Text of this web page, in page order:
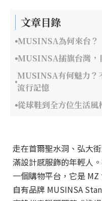
文章目錄
MUSINSA為何來台？
MUSINSA插旗台灣，
MUSINSA有何魅力？
流行記憶
從球鞋到全方位生活風
走在首爾聖水洞、弘大
滿設計感服飾的年輕人
一個購物平台，它是
自有品牌 MUSINSA